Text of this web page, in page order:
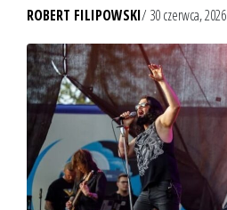
ROBERT FILIPOWSKI/ 30 czerwca, 2026